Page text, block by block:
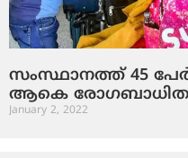
സംസ്ഥാനത്ത് 45
ആകെ
January 2, 2022